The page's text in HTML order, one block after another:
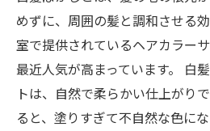
めずに、周囲の髪と調和させる
室で提供されているヘアカラー
最近人気が高まっています。 白
トは、自然で柔らかい仕上がり
ると、塗りすぎて不自然な色に